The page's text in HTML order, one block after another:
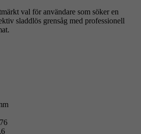
val för användare som söker en
sladdlös grensåg med professionell
76